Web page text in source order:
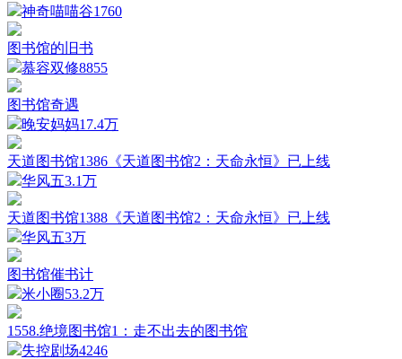
神奇喵喵谷1760
图书馆的旧书
慕容双修8855
图书馆奇遇
晚安妈妈17.4万
天道图书馆1386《天道图书馆2：天命永恒》已上线
华风五3.1万
天道图书馆1388《天道图书馆2：天命永恒》已上线
华风五3万
图书馆催书计
米小圈53.2万
1558.绝境图书馆1：走不出去的图书馆
失控剧场4246